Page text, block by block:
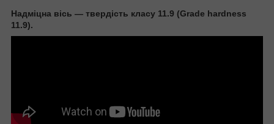
Надміцна вісь — твердість класу 11.9 (Grade hardness
11.9).